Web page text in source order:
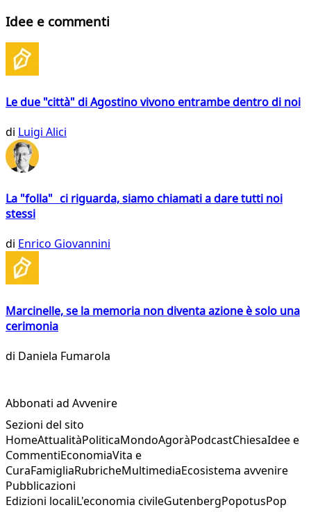
Idee e commenti
Le due "città" di Agostino vivono entrambe dentro di noi
di Luigi Alici
La "folla" ci riguarda, siamo chiamati a dare tutti noi
stessi
di Enrico Giovannini
Marcinelle, se la memoria non diventa azione è solo una
cerimonia
di Daniela Fumarola
Abbonati ad Avvenire
Sezioni del sito
HomeAttualitàPoliticaMondoAgoràPodcastChiesaIdee e
CommentiEconomiaVita e
CuraFamigliaRubricheMultimediaEcosistema avvenire
Pubblicazioni
Edizioni localiL'economia civileGutenbergPopotusPop